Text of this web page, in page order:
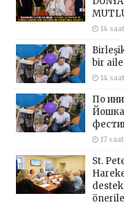
14
bir
14
По
17
St.